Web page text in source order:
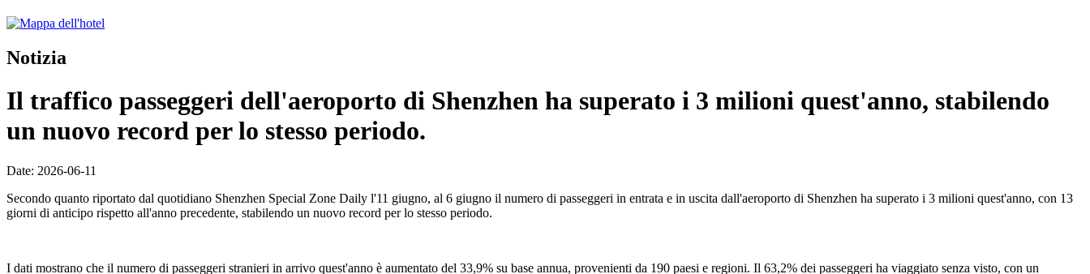
Notizia
Il traffico passeggeri dell'aeroporto di Shenzhen ha superato i 3 milioni quest'anno, stabilendo
un nuovo record per lo stesso periodo.
Date: 2026-06-11
Secondo quanto riportato dal quotidiano Shenzhen Special Zone Daily l'11 giugno, al 6 giugno il numero di passeggeri in entrata e in uscita dall'aeroporto di Shenzhen ha superato i 3 milioni quest'anno, con 13
giorni di anticipo rispetto all'anno precedente, stabilendo un nuovo record per lo stesso periodo.
I dati mostrano che il numero di passeggeri stranieri in arrivo quest'anno è aumentato del 33,9% su base annua, provenienti da 190 paesi e regioni. Il 63,2% dei passeggeri ha viaggiato senza visto, con un